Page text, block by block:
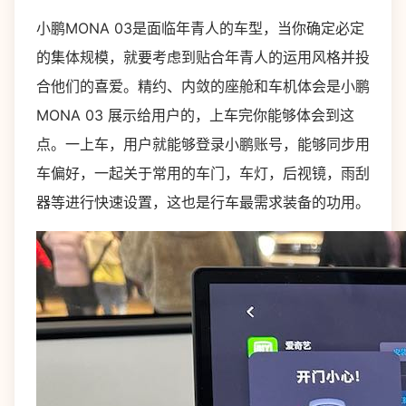
小鹏MONA 03是面临年青人的车型，当你确定必定
的集体规模，就要考虑到贴合年青人的运用风格并投
合他们的喜爱。精约、内敛的座舱和车机体会是小鹏
MONA 03 展示给用户的，上车完你能够体会到这
点。一上车，用户就能够登录小鹏账号，能够同步用
车偏好，一起关于常用的车门，车灯，后视镜，雨刮
器等进行快速设置，这也是行车最需求装备的功用。